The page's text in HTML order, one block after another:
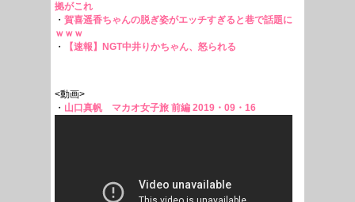
拠がこれ
・ 賀喜遥香ちゃんの脱ぎ姿がエッチすぎると巷で話題に
ｗｗｗ
・
【速報】NGT中井りかちゃん、怒られる
<動画>
・ 山口真帆 マカオ女子旅 前編 2019・09・16